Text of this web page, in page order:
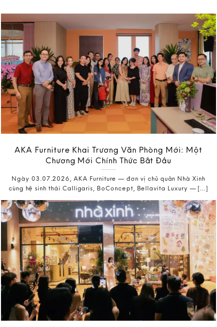
AKA Furniture Khai Trương Văn Phòng Mới: Một
Chương Mới Chính Thức Bắt Đầu
Ngày 03.07.2026, AKA Furniture — đơn vị chủ quản Nhà Xinh
cùng hệ sinh thái Calligaris, BoConcept, Bellavita Luxury — [...]